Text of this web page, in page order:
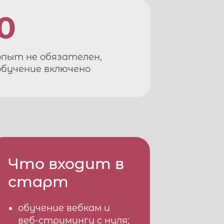
не обязателен,
включено
Что входит в
старт
обучение вебкам и
веб-стримингу с нуля;